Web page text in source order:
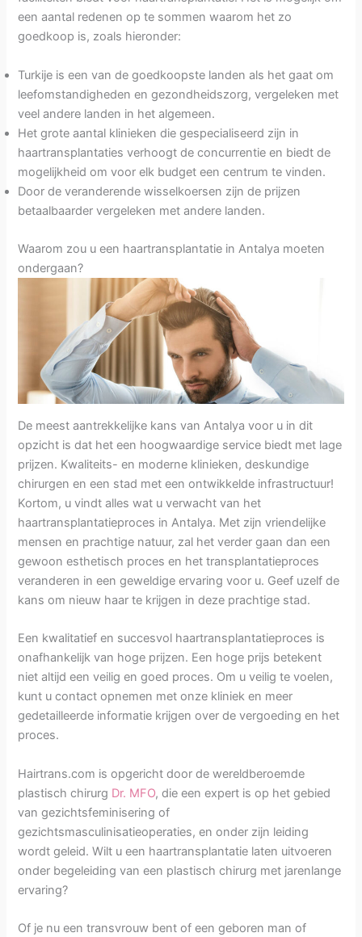
een aantal redenen op te sommen waarom het zo
goedkoop is, zoals hieronder:
Turkije is een van de goedkoopste landen als het gaat om
leefomstandigheden en gezondheidszorg, vergeleken met
veel andere landen in het algemeen.
Het grote aantal klinieken die gespecialiseerd zijn in
haartransplantaties verhoogt de concurrentie en biedt de
mogelijkheid om voor elk budget een centrum te vinden.
Door de veranderende wisselkoersen zijn de prijzen
betaalbaarder vergeleken met andere landen.
Waarom zou u een haartransplantatie in Antalya moeten
ondergaan?
De meest aantrekkelijke kans van Antalya voor u in dit
opzicht is dat het een hoogwaardige service biedt met lage
prijzen. Kwaliteits- en moderne klinieken, deskundige
chirurgen en een stad met een ontwikkelde infrastructuur!
Kortom, u vindt alles wat u verwacht van het
haartransplantatieproces in Antalya. Met zijn vriendelijke
mensen en prachtige natuur, zal het verder gaan dan een
gewoon esthetisch proces en het transplantatieproces
veranderen in een geweldige ervaring voor u. Geef uzelf de
kans om nieuw haar te krijgen in deze prachtige stad.
Een kwalitatief en succesvol haartransplantatieproces is
onafhankelijk van hoge prijzen. Een hoge prijs betekent
niet altijd een veilig en goed proces. Om u veilig te voelen,
kunt u contact opnemen met onze kliniek en meer
gedetailleerde informatie krijgen over de vergoeding en het
proces.
Hairtrans.com is opgericht door de wereldberoemde
plastisch chirurg Dr. MFO, die een expert is op het gebied
van gezichtsfeminisering of
gezichtsmasculinisatieoperaties, en onder zijn leiding
wordt geleid. Wilt u een haartransplantatie laten uitvoeren
onder begeleiding van een plastisch chirurg met jarenlange
ervaring?
Of je nu een transvrouw bent of een geboren man of